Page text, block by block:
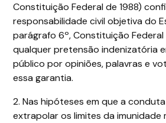
Constituição Federal de 1988)
responsabilidade civil objetiva do
parágrafo 6º, Constituição
qualquer pretensão indenizatória
público por opiniões, palavras e
essa garantia.
2. Nas hipóteses em que a
extrapolar os limites da imunidade